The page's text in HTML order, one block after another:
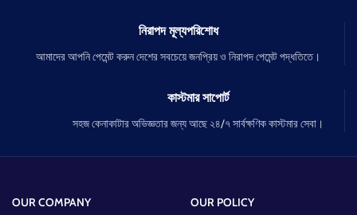
নিরাপদ মূল্যপরিশোধ
আমাদের আপনি পেমেন্ট করুন দেশের সবচেয়ে জনপ্রিয় ও নিরাপদ পেমেন্ট পদ্ধতিতে।
কাস্টমার সাপোর্ট
সহজ কেনাকাটার অভিজ্ঞতার জন্য আছে ২৪/৭ সার্বক্ষণিক কাস্টমার সেবা।
OUR COMPANY
OUR POLICY